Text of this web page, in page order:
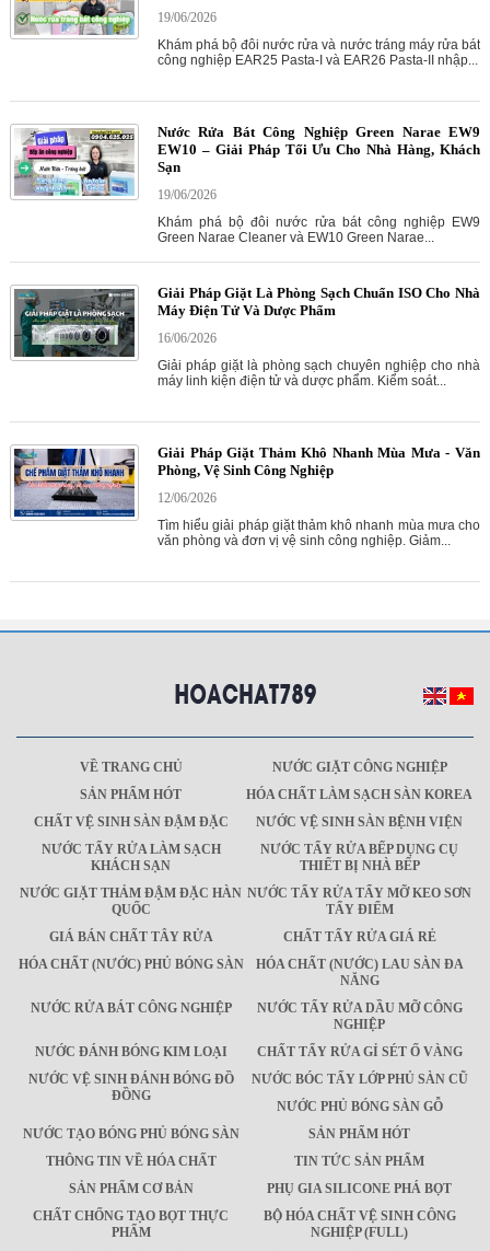
19/06/2026
Khám phá bộ đôi nước rửa và nước tráng máy rửa bát
công nghiệp EAR25 Pasta-I và EAR26 Pasta-II nhập...
Nước Rửa Bát Công Nghiệp Green Narae EW9
EW10 – Giải Pháp Tối Ưu Cho Nhà Hàng, Khách
Sạn
19/06/2026
Khám phá bộ đôi nước rửa bát công nghiệp EW9
Green Narae Cleaner và EW10 Green Narae...
Giải Pháp Giặt Là Phòng Sạch Chuẩn ISO Cho Nhà
Máy Điện Tử Và Dược Phẩm
16/06/2026
Giải pháp giặt là phòng sạch chuyên nghiệp cho nhà
máy linh kiện điện tử và dược phẩm. Kiểm soát...
Giải Pháp Giặt Thảm Khô Nhanh Mùa Mưa - Văn
Phòng, Vệ Sinh Công Nghiệp
12/06/2026
Tìm hiểu giải pháp giặt thảm khô nhanh mùa mưa cho
văn phòng và đơn vị vệ sinh công nghiệp. Giảm...
VỀ TRANG CHỦ
NƯỚC GIẶT CÔNG NGHIỆP
SẢN PHẨM HÓT
HÓA CHẤT LÀM SẠCH SÀN KOREA
CHẤT VỆ SINH SÀN ĐẬM ĐẶC
NƯỚC VỆ SINH SÀN BỆNH VIỆN
NƯỚC TẨY RỬA LÀM SẠCH
KHÁCH SẠN
NƯỚC TẨY RỬA BẾP DỤNG CỤ
THIẾT BỊ NHÀ BẾP
NƯỚC GIẶT THẢM ĐẬM ĐẶC HÀN
QUỐC
NƯỚC TẨY RỬA TẨY MỠ KEO SƠN
TẨY ĐIỂM
GIÁ BÁN CHẤT TÂY RỬA
CHẤT TẨY RỬA GIÁ RẺ
HÓA CHẤT (NƯỚC) PHỦ BÓNG SÀN
HÓA CHẤT (NƯỚC) LAU SÀN ĐA
NĂNG
NƯỚC RỬA BÁT CÔNG NGHIỆP
NƯỚC TẨY RỬA DẦU MỠ CÔNG
NGHIỆP
NƯỚC ĐÁNH BÓNG KIM LOẠI
CHẤT TẨY RỬA GỈ SÉT Ố VÀNG
NƯỚC VỆ SINH ĐÁNH BÓNG ĐỒ
ĐỒNG
NƯỚC BÓC TẨY LỚP PHỦ SÀN CŨ
NƯỚC PHỦ BÓNG SÀN GỖ
NƯỚC TẠO BÓNG PHỦ BÓNG SÀN
SẢN PHẨM HÓT
THÔNG TIN VỀ HÓA CHẤT
TIN TỨC SẢN PHẨM
SẢN PHẨM CƠ BẢN
PHỤ GIA SILICONE PHÁ BỌT
CHẤT CHỐNG TẠO BỌT THỰC
PHẨM
BỘ HÓA CHẤT VỆ SINH CÔNG
NGHIỆP (FULL)